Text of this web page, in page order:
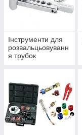
Інструменти для
розвальцьовуванн
я трубок